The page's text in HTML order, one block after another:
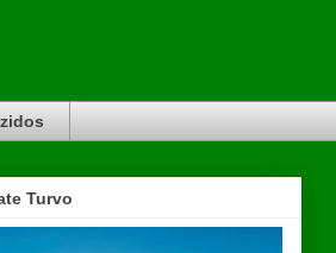
Turvo